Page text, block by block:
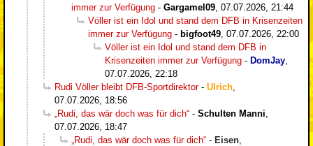
immer zur Verfügung - Gargamel09 07.07.2026, 21:44
Völler ist ein Idol und stand dem DFB in Krisenzeiten
immer zur Verfügung - bigfoot49 07.07.2026, 22:00
Völler ist ein Idol und stand dem DFB in
Krisenzeiten immer zur Verfügung - DomJay
07.07.2026, 22:18
Rudi Völler bleibt DFB-Sportdirektor- Ulrich
07.07.2026, 18:56
„Rudi, das wär doch was für dich“ - Schulten Manni
07.07.2026, 18:47
„Rudi, das wär doch was für dich“ - Eisen